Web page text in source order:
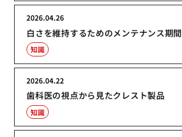
白さを維持するためのメンテナンス期間
2026.04.26
知識
歯科医の視点から見たクレスト製品
2026.04.22
知識